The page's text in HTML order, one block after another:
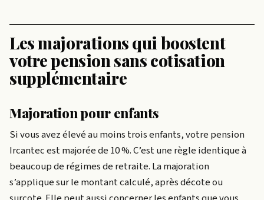
Les majorations qui boostent
votre pension sans cotisation
supplémentaire
Majoration pour enfants
Si vous avez élevé au moins trois enfants, votre pension
Ircantec est majorée de 10 %. C’est une règle identique à
beaucoup de régimes de retraite. La majoration
s’applique sur le montant calculé, après décote ou